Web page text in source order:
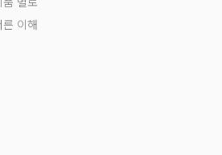
이해